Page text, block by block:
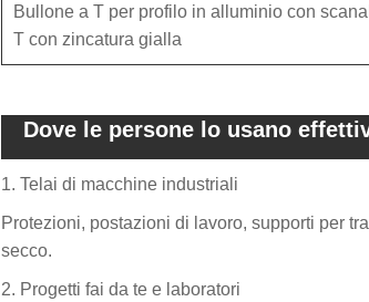
Bullone a T per profilo in alluminio con
T con zincatura gialla
Dove le persone lo usano
1. Telai di macchine industriali
Protezioni, postazioni di lavoro, supporti per
secco.
2. Progetti fai da te e laboratori